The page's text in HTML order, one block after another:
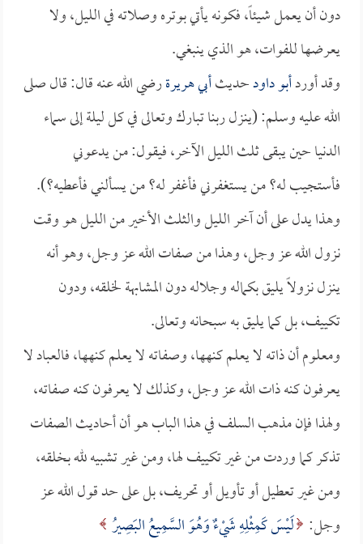
دون أن يعمل شيئاً، فكونه يأتي بوتره وصلاته في الليل، ولا
يعرضها للفوات، هو الذي ينبغي.
وقد أوردأبو داودحديثأبي هريرةرضي الله عنه قال: قال صلى
الله عليه وسلم: (ينزل ربنا تبارك وتعالى في كل ليلة إلى سماء
الدنيا حين يبقى ثلث الليل الآخر، فيقول: من يدعوني
فأستجيب له؟ من يستغفرني فأغفر له؟ من يسألني فأعطيه؟).
وهذا يدل على أن آخر الليل والثلث الأخير من الليل هو وقت
نزول الله عز وجل، وهذا من صفات الله عز وجل، وهو أنه
ينزل نزولاً يليق بكماله وجلاله دون المشابهة لخلقه، ودون
تكييف، بل كما يليق به سبحانه وتعالى.
ومعلوم أن ذاته لا يعلم كنهها، وصفاته لا يعلم كنهها، فالعباد لا
يعرفون كنه ذات الله عز وجل، وكذلك لا يعرفون كنه صفاته،
ولهذا فإن مذهب السلف في هذا الباب هو أن أحاديث الصفات
تذكر كما وردت من غير تكييف لها، ومن غير تشبيه لله بخلقه،
ومن غير تعطيل أو تأويل أو تحريف، بل على حد قول الله عز
وجل: لَيْسَ كَمِثْلِهِ شَيْءٌ وَهُوَ السَّمِيعُ البَصِيرُ